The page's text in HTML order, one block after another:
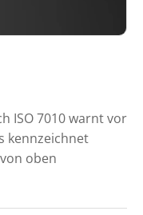
ISO 7010 warnt vor
kennzeichnet
oben